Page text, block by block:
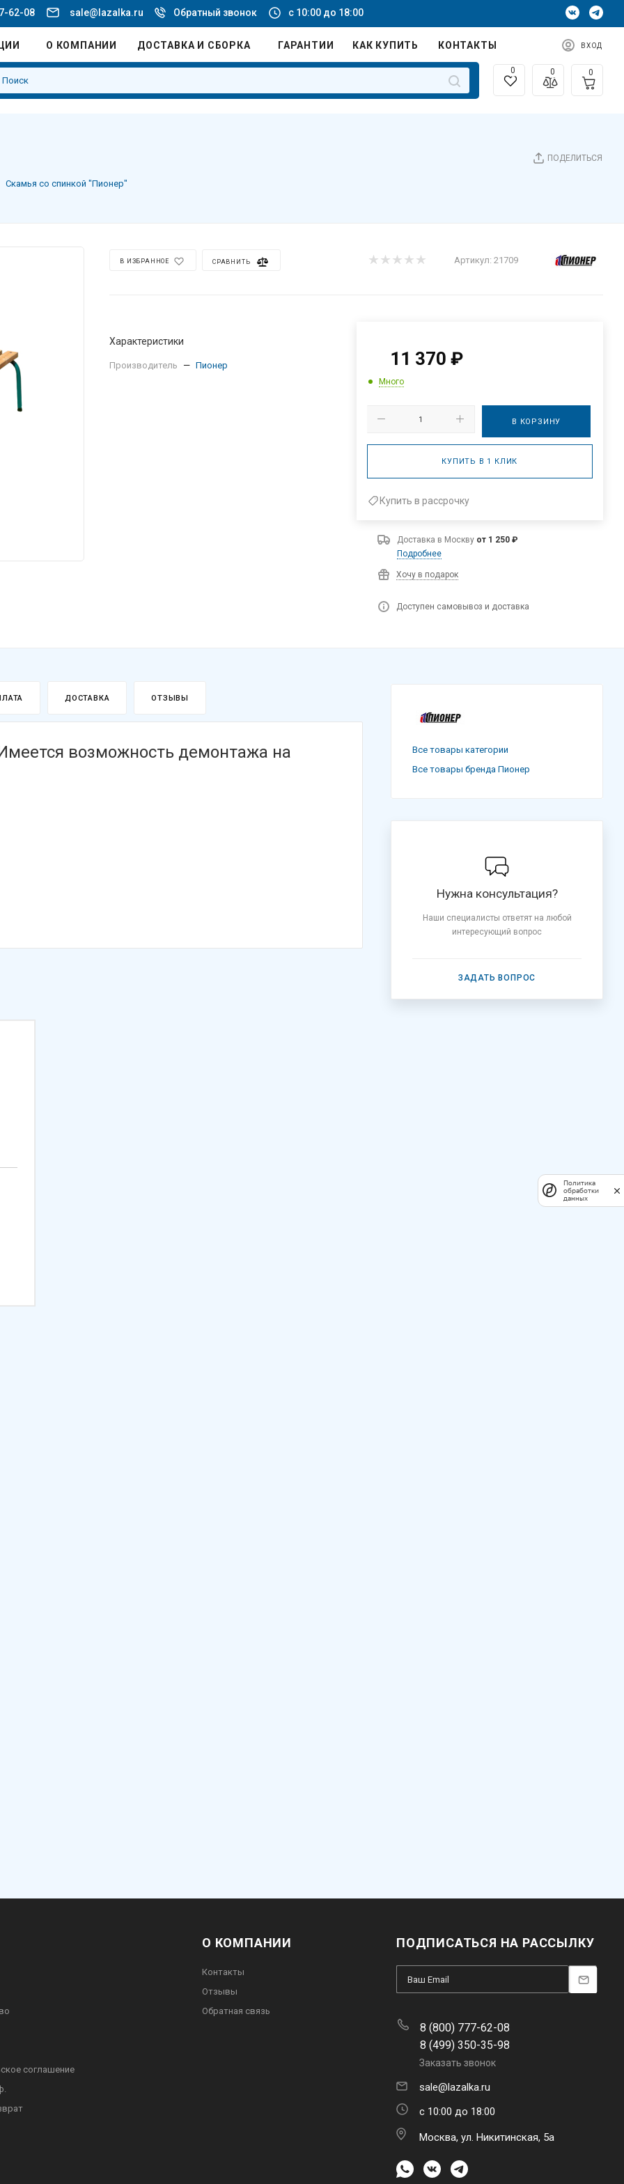
62-08 sale@lazalka.ru Обратный звонок с 10:00 до 18:00
О КОМПАНИИ ДОСТАВКА И СБОРКА ГАРАНТИИ КАК КУПИТЬ КОНТАКТЫ ВХОД
0 0 0
ПОДЕЛИТЬСЯ
Скамья со спинкой "Пионер"
В ИЗБРАННОЕ СРАВНИТЬ Артикул: 21709
Характеристики
Производитель — Пионер 11 370 ₽
Много
В КОРЗИНУ
КУПИТЬ В 1 КЛИК
Купить в рассрочку
Доставка в Москву от 1 250 ₽
Подробнее
Хочу в подарок
Доступен самовывоз и доставка
ДОСТАВКА ОТЗЫВЫ
возможность демонтажа на
Все товары категории
Все товары бренда Пионер
Нужна консультация?
Наши специалисты ответят на любой
интересующий вопрос
ЗАДАТЬ ВОПРОС
соглашение
О КОМПАНИИ
Контакты
Отзывы
Обратная связь
ПОДПИСАТЬСЯ НА РАССЫЛКУ
8 (800) 777-62-08
8 (499) 350-35-98
Заказать звонок
sale@lazalka.ru
с 10:00 до 18:00
Москва, ул. Никитинская, 5а
Политика
обработки
данных